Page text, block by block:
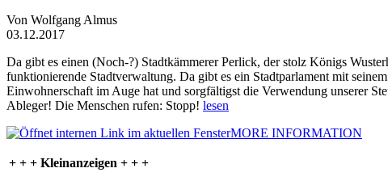
Von Wolfgang Almus
03.12.2017
Da gibt es einen (Noch-?) Stadtkämmerer Perlick, der stolz Königs
funktionierende Stadtverwaltung. Da gibt es ein Stadtparlament mit
Einwohnerschaft im Auge hat und sorgfältigst die Verwendung unserer
Ableger! Die Menschen rufen: Stopp! lesen
MORE INFORMATION
+ + + Kleinanzeigen + + +